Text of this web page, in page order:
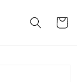
Carrito